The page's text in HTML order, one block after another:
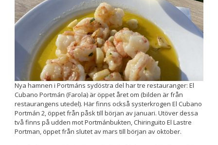
Nya hamnen i Portmáns sydöstra del har tre restauranger: El
Cubano Portmán (Farola) är öppet året om (bilden är från
restaurangens utedel). Här finns också systerkrogen El Cubano
Portmán 2, öppet från påsk till början av januari. Utöver dessa
två finns på udden mot Portmánbukten, Chiringuito El Lastre
Portman, öppet från slutet av mars till början av oktober.
prestera så
bra som
möjligt
under ditt
besök. Om
du nekar de
här kakorna
kommer viss
funktionalitet
att försvinna
från
hemsidan.